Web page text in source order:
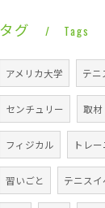
タグ Tags
アメリカ大学 テニ
センチュリー 取材
フィジカル トレ
習いごと テニスイ